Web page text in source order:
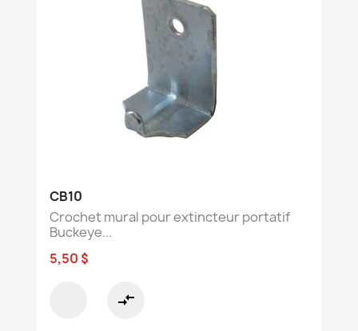
CB10
Crochet mural pour extincteur portatif
Buckeye...
5,50 $
compare_arrows